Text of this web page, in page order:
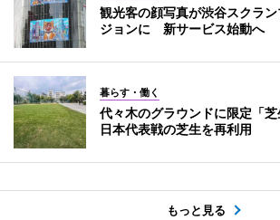
観光客の顔写真が渋谷スクラ
ジョンに 新サービス始動へ
暮らす・働く
代々木のグラウンドに限定「
日本代表戦の芝生を再利用
もっと見る